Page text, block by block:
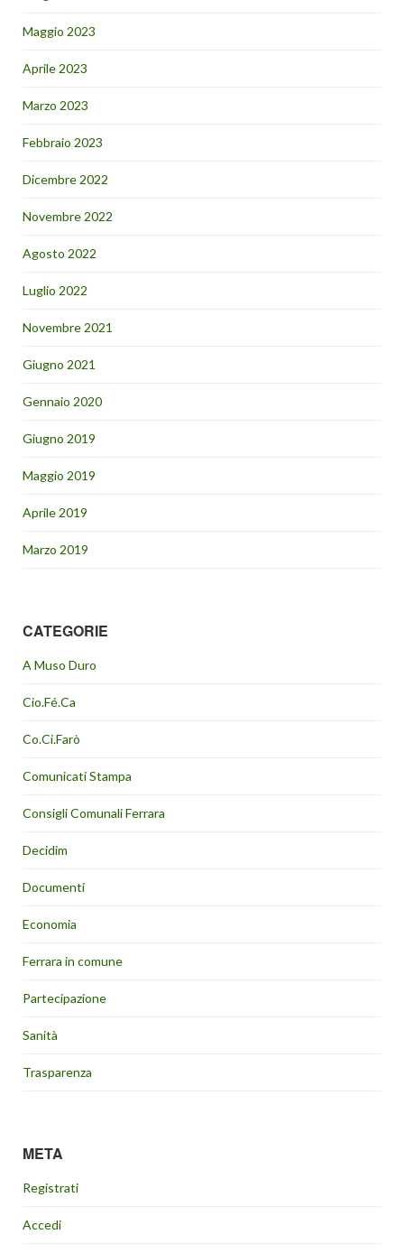
Maggio 2023
Aprile 2023
Marzo 2023
Febbraio 2023
Dicembre 2022
Novembre 2022
Agosto 2022
Luglio 2022
Novembre 2021
Giugno 2021
Gennaio 2020
Giugno 2019
Maggio 2019
Aprile 2019
Marzo 2019
CATEGORIE
A Muso Duro
Cio.Fé.Ca
Co.Ci.Farò
Comunicati Stampa
Consigli Comunali Ferrara
Decidim
Documenti
Economia
Ferrara in comune
Partecipazione
Sanità
Trasparenza
META
Registrati
Accedi